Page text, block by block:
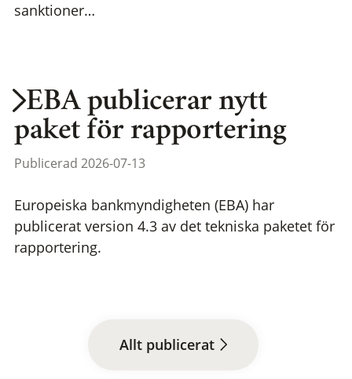
sanktioner…
EBA publicerar nytt
paket för rapportering
Publicerad 2026-07-13
Europeiska bankmyndigheten (EBA) har
publicerat version 4.3 av det tekniska paketet för
rapportering.
Allt publicerat